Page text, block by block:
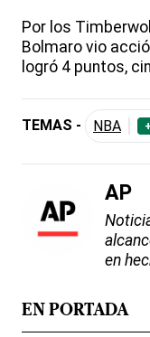
Por los
Bolmaro vio
logró 4 puntos,
TEMAS - NBA +
AP
en
EN PORTADA